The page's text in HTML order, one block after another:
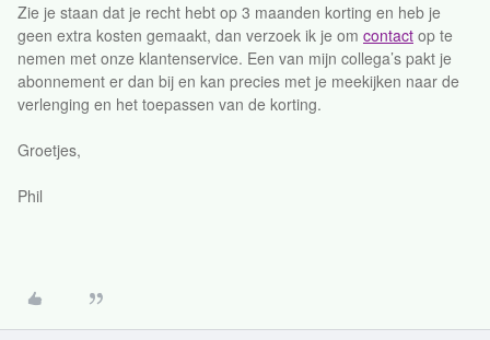
Zie je staan dat je recht hebt op 3 maanden korting en heb je
geen extra kosten gemaakt, dan verzoek ik je om contact op te
nemen met onze klantenservice. Een van mijn collega’s pakt je
abonnement er dan bij en kan precies met je meekijken naar de
verlenging en het toepassen van de korting.
Groetjes,
Phil